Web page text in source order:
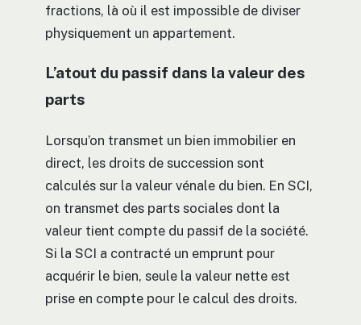
fractions, là où il est impossible de diviser
physiquement un appartement.
L’atout du passif dans la valeur des
parts
Lorsqu’on transmet un bien immobilier en
direct, les droits de succession sont
calculés sur la valeur vénale du bien. En SCI,
on transmet des parts sociales dont la
valeur tient compte du passif de la société.
Si la SCI a contracté un emprunt pour
acquérir le bien, seule la valeur nette est
prise en compte pour le calcul des droits.